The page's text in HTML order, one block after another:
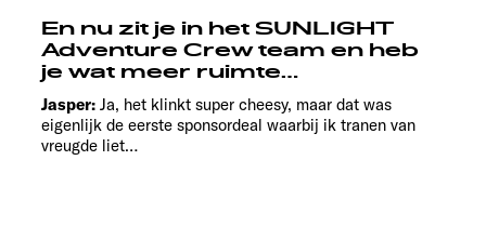
En nu zit je in het SUNLIGHT
Adventure Crew team en heb
je wat meer ruimte…
Jasper: Ja, het klinkt super cheesy, maar dat was
eigenlijk de eerste sponsordeal waarbij ik tranen van
vreugde liet…